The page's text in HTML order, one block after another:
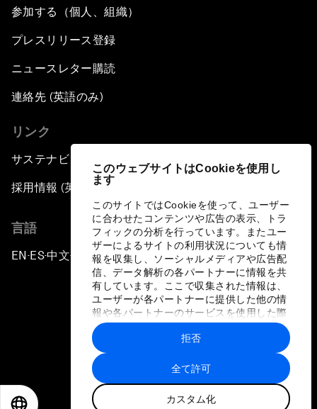
このウェブサイトはCookieを使用し
ます
このサイトではCookieを使って、ユーザー
に合わせたコンテンツや広告の表示、トラ
フィックの分析を行っています。またユー
ザーによるサイトの利用状況についても情
報を収集し、ソーシャルメディアや広告配
信、データ解析の各パートナーに情報を共
有しています。ここで収集された情報は、
ユーザーが各パートナーに提供した他の情
報や各パートナーのサービスを使用した際
に収集された情報と組み合わされ、各パー
トナーによって使用されることがありま
す。
全て許可
カスタム化
拒否
参加する（個人、組織）
プレスリリース登録
ニュースレター購読
連絡先 (英語のみ)
リンク
サステナビリティへの取り組み
採用情報 (英語のみ)
言語
EN ▪ES▪中文▪ 日本語
プライバシーポリシーと利用規約
サイトマップ
©
世界経済フォーラム